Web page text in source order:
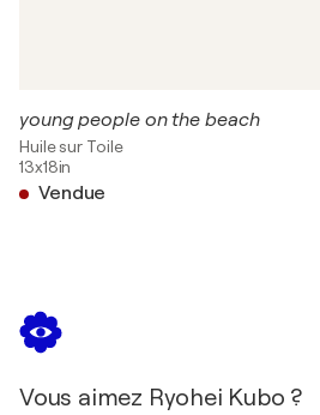
young people on the beach
Huile sur Toile
13x18in
Vendue
Vous aimez Ryohei Kubo ?